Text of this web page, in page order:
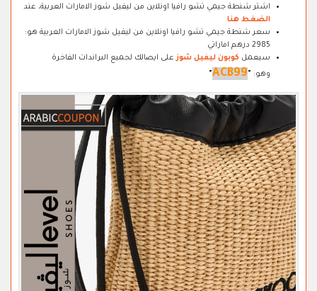
اشتر شنطة جيمي تشو رافيا اونلاين من ليفيل شوز الامارات العربية، عند
الضغط هنا
سعر شنطة جيمي تشو رافيا اونلاين من ليفيل شوز الامارات العربية هو:
2985 درهم اماراتي
سيعمل كوبون ليفيل شوزعلى ايصالك لجميع البراندات الفاخرة
وهو: "
ACB99
"